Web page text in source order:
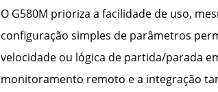
O G580M prioriza a facilidade de uso,
configuração simples de parâmetros
velocidade ou lógica de partida/parada
monitoramento remoto e a integração